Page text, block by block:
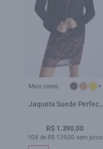
Mais cores: +
Jaqueta Suede Perfect
R$ 1.390,00
10X de R$ 139,00 sem juros